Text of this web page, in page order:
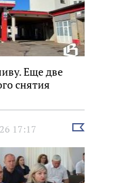
Еще две
снятия
17:17
Выбрать